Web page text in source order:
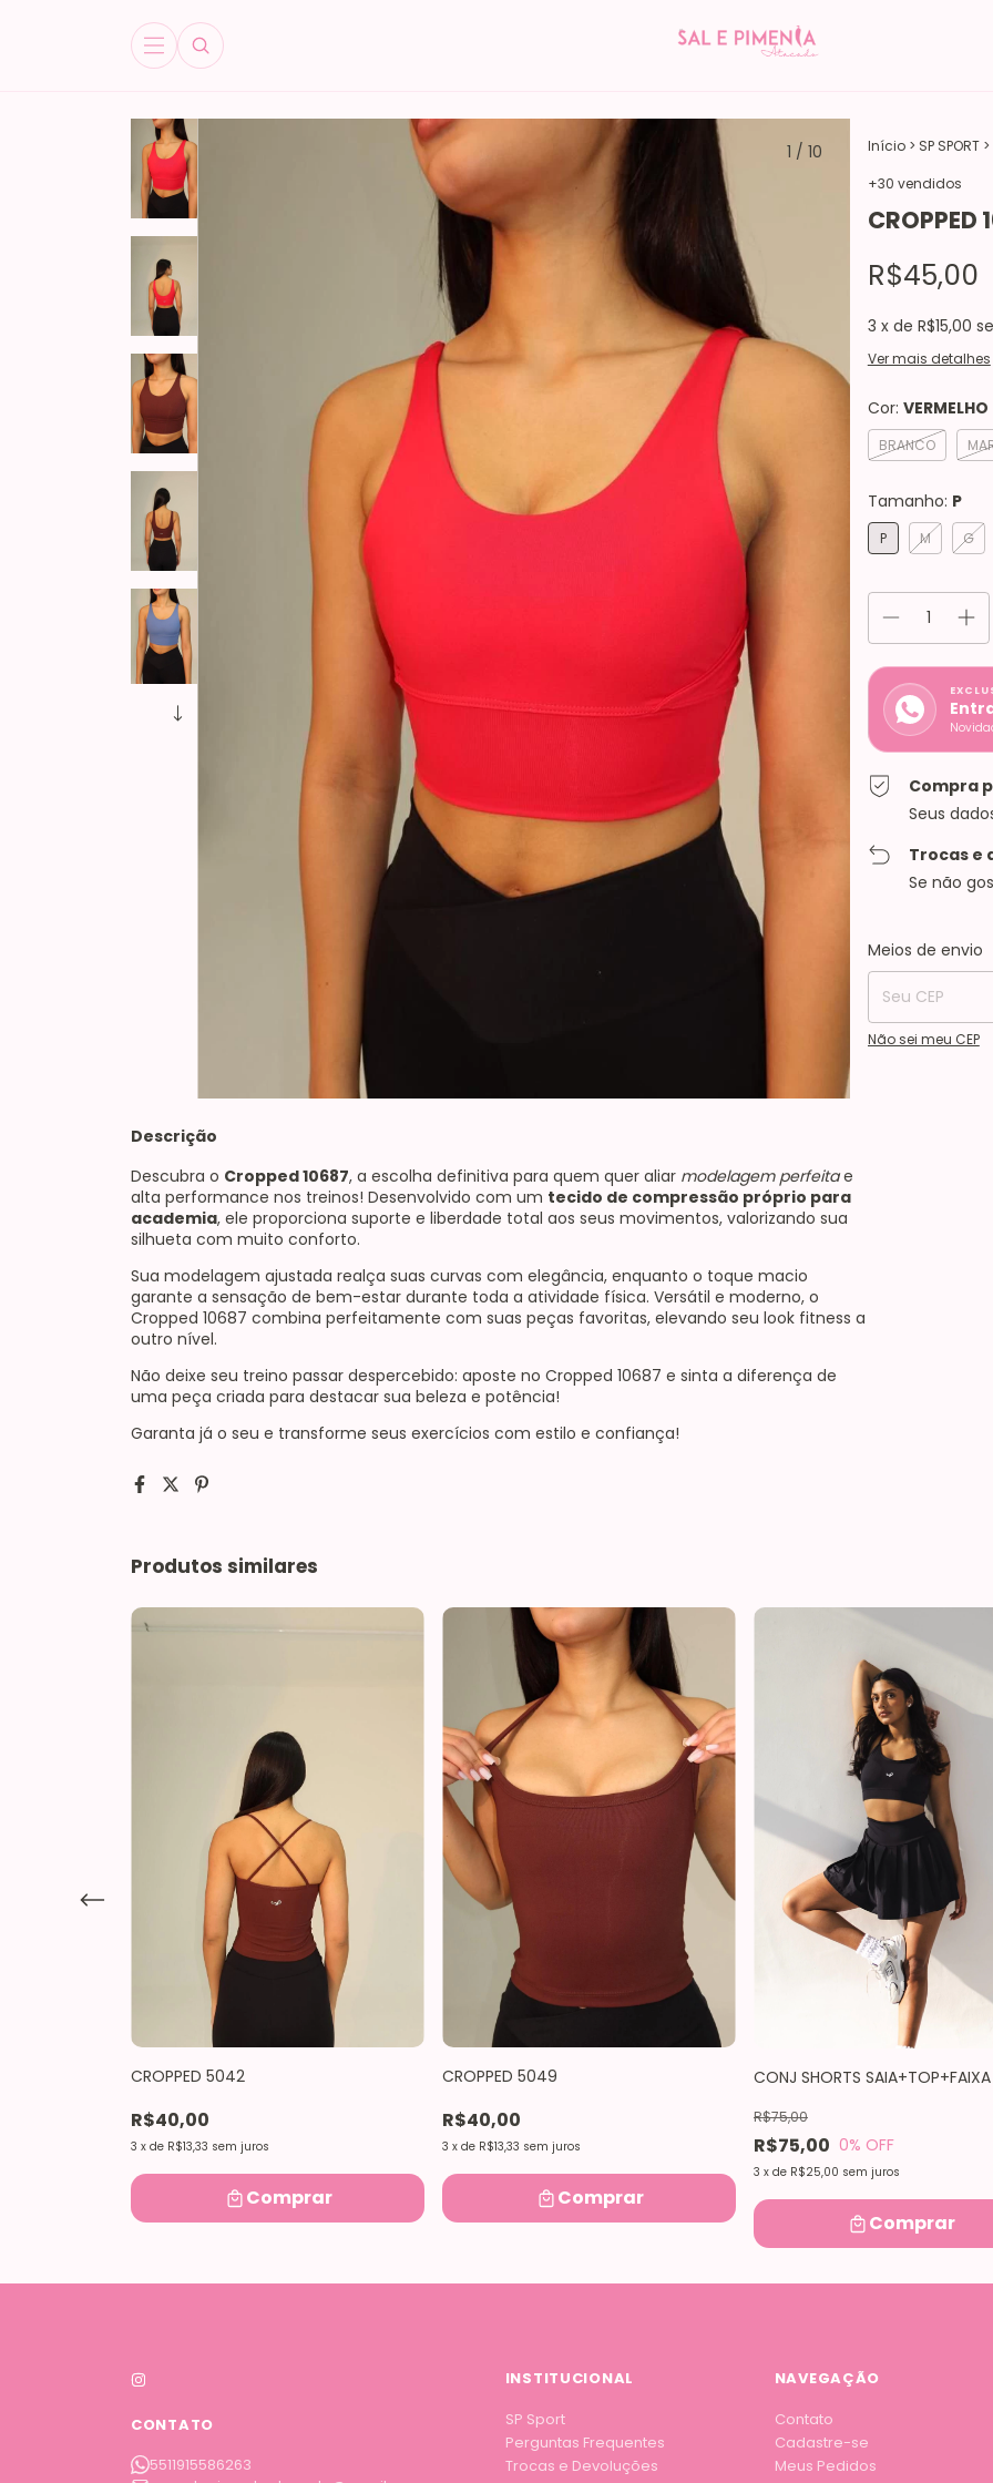
1 / 10 Início > SP SPORT >
+30 vendidos
CROPPED
R$45,00
3 x de R$15,00
Ver mais detalhes
Cor: VERMELHO
BRANCO
Tamanho: P
P M G
Compra
Seus
Trocas e
Se não
Entregas para o
Meios de envio
Não sei meu CEP
Descrição
Descubra o Cropped 10687, a escolha definitiva para quem quer aliar modelagem perfeitae
alta performance nos treinos! Desenvolvido com um tecido de compressão próprio para
academia, ele proporciona suporte e liberdade total aos seus movimentos, valorizando sua
silhueta com muito conforto.
Sua modelagem ajustada realça suas curvas com elegância, enquanto o toque macio
garante a sensação de bem-estar durante toda a atividade física. Versátil e moderno, o
Cropped 10687 combina perfeitamente com suas peças favoritas, elevando seu look fitness a
outro nível.
Não deixe seu treino passar despercebido: aposte no Cropped 10687 e sinta a diferença de
uma peça criada para destacar sua beleza e potência!
Garanta já o seu e transforme seus exercícios com estilo e confiança!
Produtos similares
CROPPED 5042
R$40,00
3 x de R$13,33 sem juros
Comprar
CROPPED 5049
R$40,00
3 x de R$13,33 sem juros
Comprar
CONJ SHORTS SAIA+TOP+FAIXA
R$75,00
R$75,00
0% OFF
3 x de R$25,00 sem juros
Comprar
CONTATO
5511915586263
INSTITUCIONAL
SP Sport
Perguntas Frequentes
Trocas e Devoluções
NAVEGAÇÃO
Contato
Cadastre-se
Meus Pedidos